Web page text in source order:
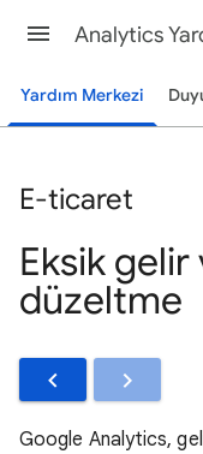
Analytics
Yardım Merkezi
E-ticaret
Eksik
düzeltme
Google Analytics,